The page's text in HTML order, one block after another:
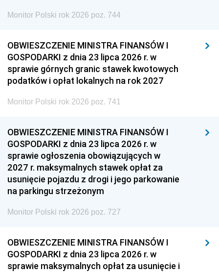
Monitor Polski rok 2026 poz. 744
OBWIESZCZENIE MINISTRA FINANSÓW I
GOSPODARKI z dnia 23 lipca 2026 r. w
sprawie górnych granic stawek kwotowych
podatków i opłat lokalnych na rok 2027
Monitor Polski rok 2026 poz. 741
OBWIESZCZENIE MINISTRA FINANSÓW I
GOSPODARKI z dnia 23 lipca 2026 r. w
sprawie ogłoszenia obowiązujących w
2027 r. maksymalnych stawek opłat za
usunięcie pojazdu z drogi i jego parkowanie
na parkingu strzeżonym
Monitor Polski rok 2026 poz. 727
OBWIESZCZENIE MINISTRA FINANSÓW I
GOSPODARKI z dnia 23 lipca 2026 r. w
sprawie maksymalnych opłat za usunięcie i